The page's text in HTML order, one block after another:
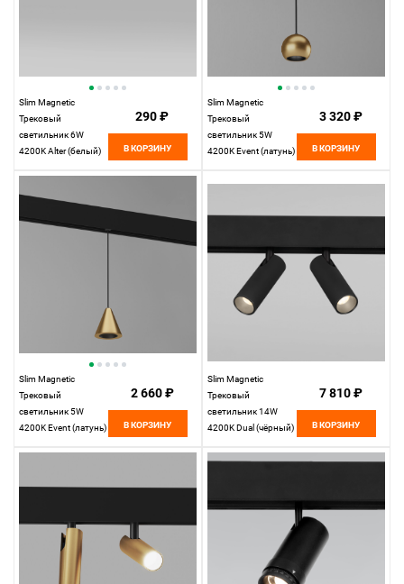
Slim Magnetic
Трековый
светильник 6W
4200K Alter (белый)
290 ₽
В КОРЗИНУ
Slim Magnetic
Трековый
светильник 5W
4200K Event (латунь)
Elektrostandard
3 320 ₽
В КОРЗИНУ
Slim Magnetic
Трековый
светильник 5W
4200K Event (латунь)
2 660 ₽
В КОРЗИНУ
Slim Magnetic
Трековый
светильник 14W
4200K Dual (чёрный)
Elektrostandard
7 810 ₽
В КОРЗИНУ